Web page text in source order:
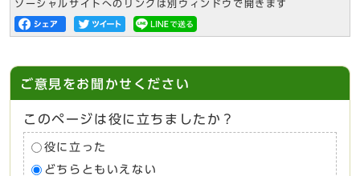
ソーシャルサイトへのリンクは別ウィンドウで開きます
ご意見をお聞かせください
このページは役に立ちましたか？
役に立った
どちらともいえない